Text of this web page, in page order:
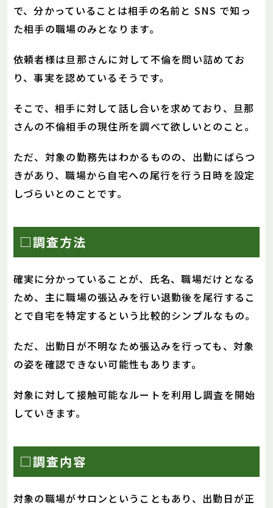
で、分かっていることは相手の名前と SNS で知っ
た相手の職場のみとなります。
依頼者様は旦那さんに対して不倫を問い詰めてお
り、事実を認めているそうです。
そこで、相手に対して話し合いを求めており、旦那
さんの不倫相手の現住所を調べて欲しいとのこと。
ただ、対象の勤務先はわかるものの、出勤にばらつ
きがあり、職場から自宅への尾行を行う日時を設定
しづらいとのことです。
□調査方法
確実に分かっていることが、氏名、職場だけとなる
ため、主に職場の張込みを行い退勤後を尾行するこ
とで自宅を特定するという比較的シンプルなもの。
ただ、出勤日が不明なため張込みを行っても、対象
の姿を確認できない可能性もあります。
対象に対して接触可能なルートを利用し調査を開始
していきます。
□調査内容
対象の職場がサロンということもあり、出勤日が正